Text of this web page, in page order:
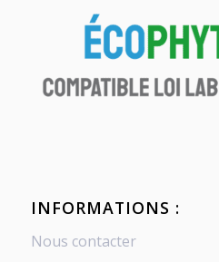
INFORMATIONS :
Nous contacter